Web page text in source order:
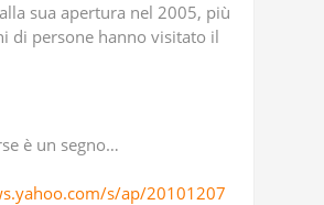
sua apertura nel 2005, più
di persone hanno visitato il
è un segno…
s/ap/20101207